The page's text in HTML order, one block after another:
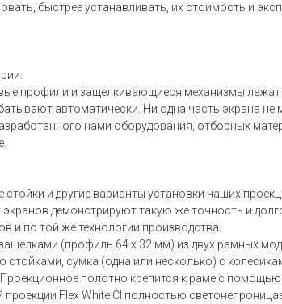
быстрее устанавливать, их стоимость и
профили и защелкивающиеся механизмы лежат
автоматически. Ни одна часть экрана не
нами оборудования, отборных
и другие варианты установки наших
демонстрируют такую же точность и
и по той же технологии производства.
(профиль 64 x 32 мм) из двух рамных
стойками, сумка (одна или несколько) с
полотно крепится к раме с
Flex White CI полностью